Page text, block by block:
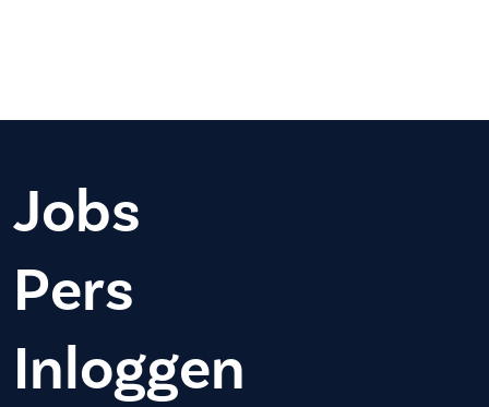
Jobs
Pers
Inloggen